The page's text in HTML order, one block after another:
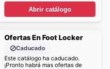
Abrir catálogo
Ofertas En Foot Locker
Caducado
Este catálogo ha caducado.
¡Pronto habrá mas ofertas de